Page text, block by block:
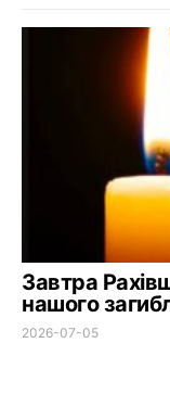
Завтра
нашого
2026-07-05